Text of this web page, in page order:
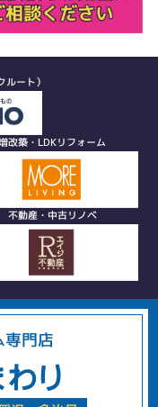
ート）
改築・LDKリフォーム
不動産・中古リノベ
門店